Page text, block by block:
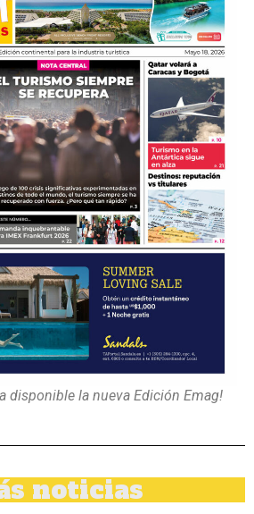
disponible la nueva Edición Emag!
noticias